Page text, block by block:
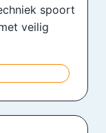
spoort
veilig